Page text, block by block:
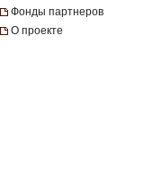
Фонды партнеров
О проекте